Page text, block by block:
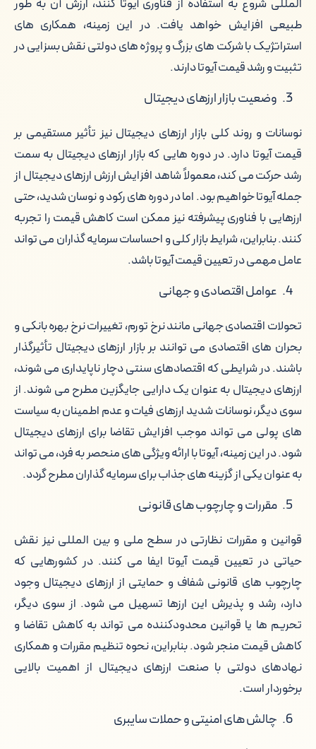
المللی شروع به استفاده از فناوری آیوتا کنند، ارزش آن به طور
طبیعی افزایش خواهد یافت. در این زمینه، همکاری های
استراتژیک با شرکت های بزرگ و پروژه های دولتی نقش بسزایی در
تثبیت و رشد قیمت آیوتا دارند.
وضعیت بازار ارزهای دیجیتال
نوسانات و روند کلی بازار ارزهای دیجیتال نیز تأثیر مستقیمی بر
قیمت آیوتا دارد. در دوره هایی که بازار ارزهای دیجیتال به سمت
رشد حرکت می کند، معمولاً شاهد افزایش ارزش ارزهای دیجیتال از
جمله آیوتا خواهیم بود. اما در دوره های رکود و نوسان شدید، حتی
ارزهایی با فناوری پیشرفته نیز ممکن است کاهش قیمت را تجربه
کنند. بنابراین، شرایط بازار کلی و احساسات سرمایه گذاران می تواند
عامل مهمی در تعیین قیمت آیوتا باشد.
عوامل اقتصادی و جهانی
تحولات اقتصادی جهانی مانند نرخ تورم، تغییرات نرخ بهره بانکی و
بحران های اقتصادی می توانند بر بازار ارزهای دیجیتال تأثیرگذار
باشند. در شرایطی که اقتصادهای سنتی دچار ناپایداری می شوند،
ارزهای دیجیتال به عنوان یک دارایی جایگزین مطرح می شوند. از
سوی دیگر، نوسانات شدید ارزهای فیات و عدم اطمینان به سیاست
های پولی می تواند موجب افزایش تقاضا برای ارزهای دیجیتال
شود. در این زمینه، آیوتا با ارائه ویژگی های منحصر به فرد، می تواند
به عنوان یکی از گزینه های جذاب برای سرمایه گذاران مطرح گردد.
مقررات و چارچوب های قانونی
قوانین و مقررات نظارتی در سطح ملی و بین المللی نیز نقش
حیاتی در تعیین قیمت آیوتا ایفا می کنند. در کشورهایی که
چارچوب های قانونی شفاف و حمایتی از ارزهای دیجیتال وجود
دارد، رشد و پذیرش این ارزها تسهیل می شود. از سوی دیگر،
تحریم ها یا قوانین محدودکننده می تواند به کاهش تقاضا و
کاهش قیمت منجر شود. بنابراین، نحوه تنظیم مقررات و همکاری
نهادهای دولتی با صنعت ارزهای دیجیتال از اهمیت بالایی
برخوردار است.
چالش های امنیتی و حملات سایبری